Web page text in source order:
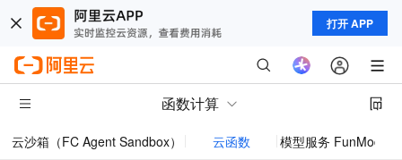
打开 APP
函数计算
云沙箱（FC Agent Sandbox） 云函数 模型服务 FunModel